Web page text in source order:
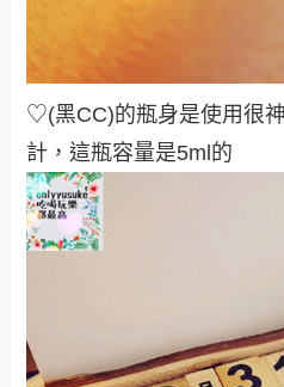
♡(黑CC)的瓶身是使用很
計，這瓶容量是5ml的